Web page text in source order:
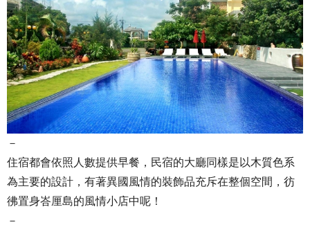
－
住宿都會依照人數提供早餐，民宿的大廳同樣是以木質色系
為主要的設計，有著異國風情的裝飾品充斥在整個空間，彷
彿置身峇厘島的風情小店中呢！
－